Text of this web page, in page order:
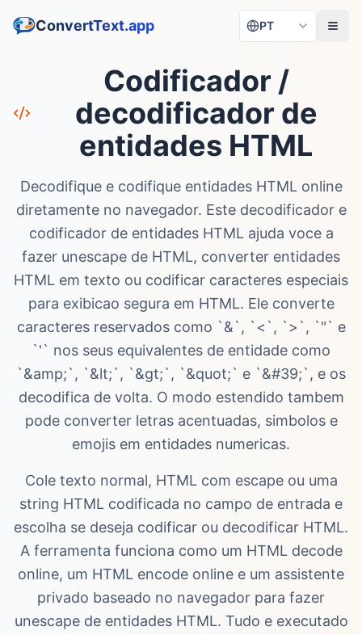
ConvertText.app PT
Codificador /
decodificador de
entidades HTML
Decodifique e codifique entidades HTML online
diretamente no navegador. Este decodificador e
codificador de entidades HTML ajuda voce a
fazer unescape de HTML, converter entidades
HTML em texto ou codificar caracteres especiais
para exibicao segura em HTML. Ele converte
caracteres reservados como `&`, `<`, `>`, `"` e
`'` nos seus equivalentes de entidade como
`&amp;`, `&lt;`, `&gt;`, `&quot;` e `&#39;`, e os
decodifica de volta. O modo estendido tambem
pode converter letras acentuadas, simbolos e
emojis em entidades numericas.
Cole texto normal, HTML com escape ou uma
string HTML codificada no campo de entrada e
escolha se deseja codificar ou decodificar HTML.
A ferramenta funciona como um HTML decode
online, um HTML encode online e um assistente
privado baseado no navegador para fazer
unescape de entidades HTML. Tudo e executado